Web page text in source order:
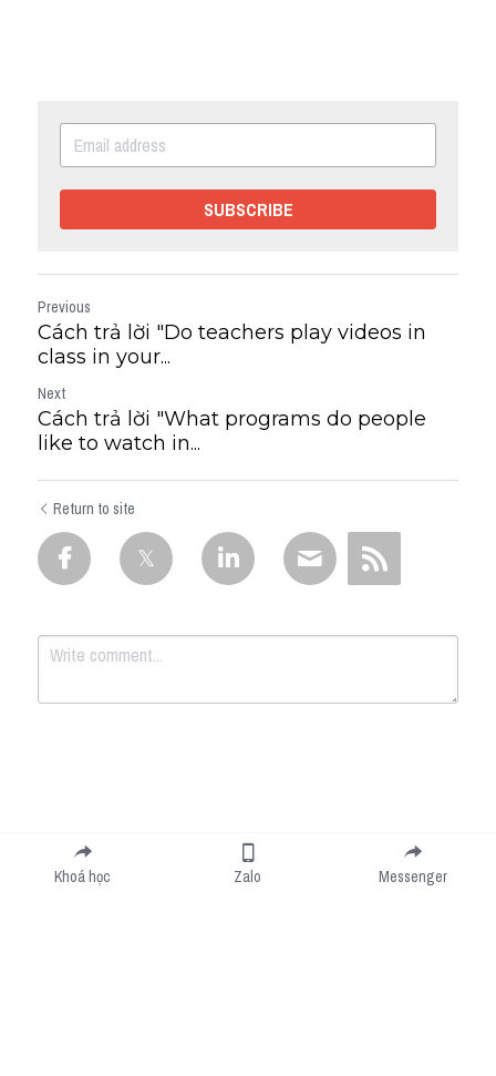
SUBSCRIBE
Previous
Cách trả lời "Do teachers play videos in
class in your...
Next
Cách trả lời "What programs do people
like to watch in...
Return to site
Submit
Khoá học Zalo Messenger